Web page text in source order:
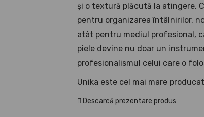
și o textură plăcută la atingere.
pentru organizarea întâlnirilor,
atât pentru mediul profesional,
piele devine nu doar un
profesionalismul celui care o
Unika este cel mai mare
Descarcă prezentare produs